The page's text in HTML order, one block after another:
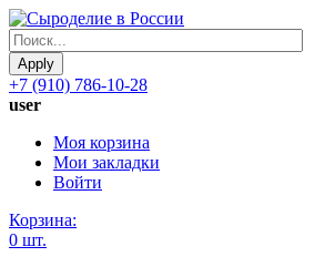
Apply
+7 (910) 786-10-28
user
Моя корзина
Мои закладки
Войти
Корзина:
0 шт.